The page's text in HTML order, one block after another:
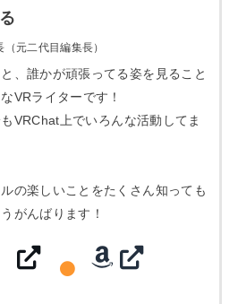
（元二代目編集長）
、誰かが頑張ってる姿を見ること
VRライターです！
VRChat上でいろんな活動してま
の楽しいことをたくさん知っても
がんばります！